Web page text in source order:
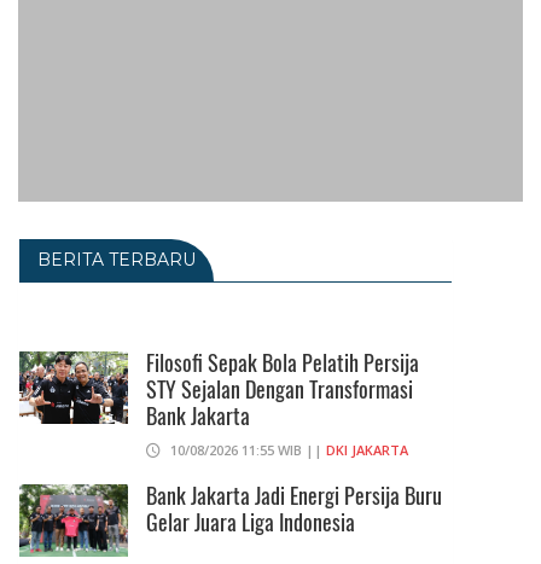
BERITA TERBARU
Filosofi Sepak Bola Pelatih Persija
STY Sejalan Dengan Transformasi
Bank Jakarta
10/08/2026 11:55 WIB || DKI JAKARTA
Bank Jakarta Jadi Energi Persija Buru
Gelar Juara Liga Indonesia